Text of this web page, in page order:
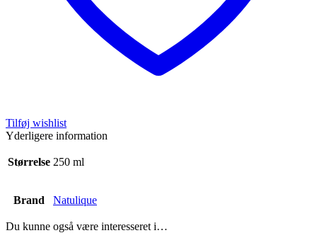
Tilføj wishlist
Yderligere information
Størrelse 250 ml
Brand Natulique
Du kunne også være interesseret i…